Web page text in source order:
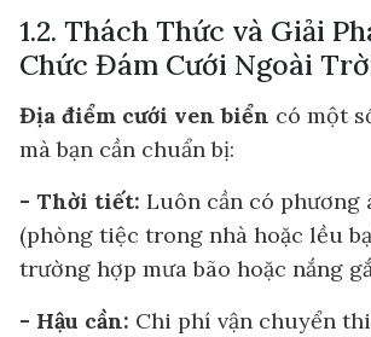
1.2. Thách Thức và Giải
Chức Đám Cưới Ngoài
Địa điểm cưới ven biển có một
mà bạn cần chuẩn bị:
- Thời tiết: Luôn cần có phương
(phòng tiệc trong nhà hoặc lều
trường hợp mưa bão hoặc nắng
- Hậu cần: Chi phí vận chuyển